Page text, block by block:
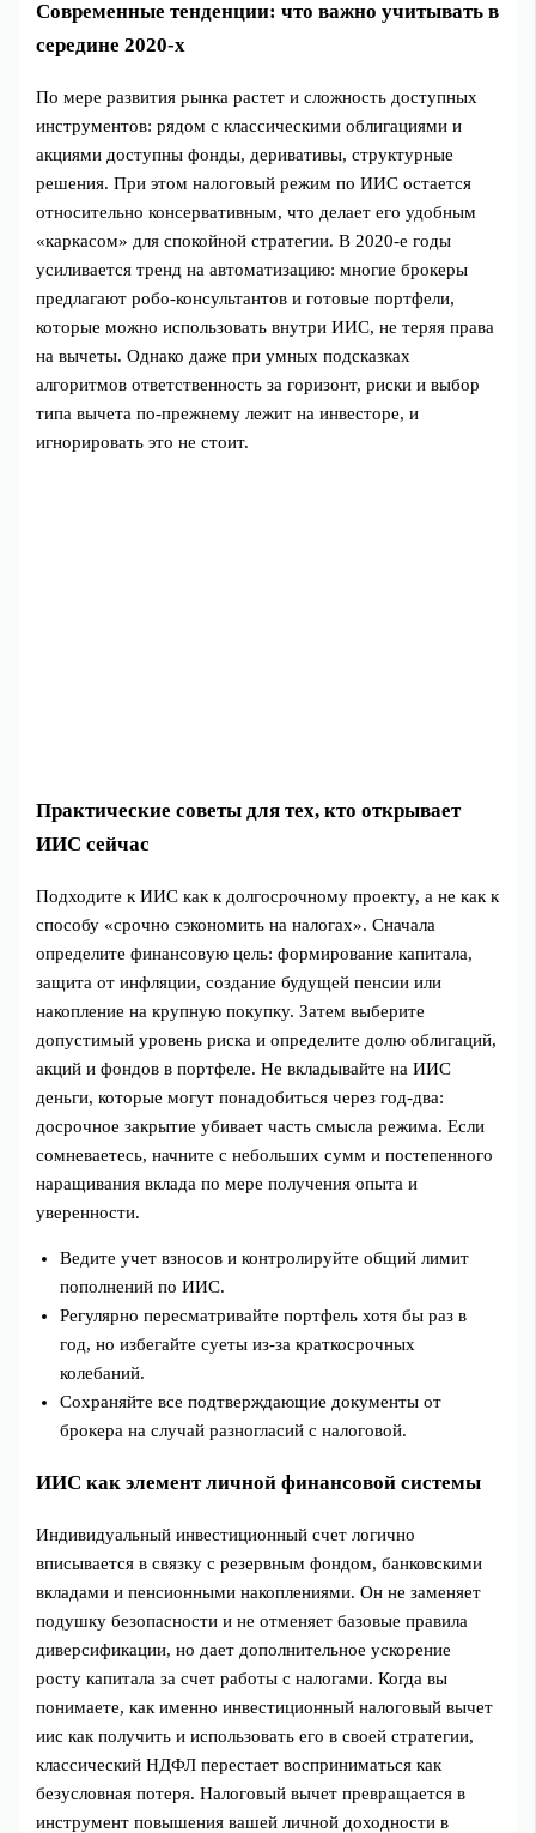
Современные тенденции: что важно учитывать в
середине 2020‑х
По мере развития рынка растет и сложность доступных
инструментов: рядом с классическими облигациями и
акциями доступны фонды, деривативы, структурные
решения. При этом налоговый режим по ИИС остается
относительно консервативным, что делает его удобным
«каркасом» для спокойной стратегии. В 2020‑е годы
усиливается тренд на автоматизацию: многие брокеры
предлагают робо‑консультантов и готовые портфели,
которые можно использовать внутри ИИС, не теряя права
на вычеты. Однако даже при умных подсказках
алгоритмов ответственность за горизонт, риски и выбор
типа вычета по‑прежнему лежит на инвесторе, и
игнорировать это не стоит.
Практические советы для тех, кто открывает
ИИС сейчас
Подходите к ИИС как к долгосрочному проекту, а не как к
способу «срочно сэкономить на налогах». Сначала
определите финансовую цель: формирование капитала,
защита от инфляции, создание будущей пенсии или
накопление на крупную покупку. Затем выберите
допустимый уровень риска и определите долю облигаций,
акций и фондов в портфеле. Не вкладывайте на ИИС
деньги, которые могут понадобиться через год‑два:
досрочное закрытие убивает часть смысла режима. Если
сомневаетесь, начните с небольших сумм и постепенного
наращивания вклада по мере получения опыта и
уверенности.
Ведите учет взносов и контролируйте общий лимит
пополнений по ИИС.
Регулярно пересматривайте портфель хотя бы раз в
год, но избегайте суеты из‑за краткосрочных
колебаний.
Сохраняйте все подтверждающие документы от
брокера на случай разногласий с налоговой.
ИИС как элемент личной финансовой системы
Индивидуальный инвестиционный счет логично
вписывается в связку с резервным фондом, банковскими
вкладами и пенсионными накоплениями. Он не заменяет
подушку безопасности и не отменяет базовые правила
диверсификации, но дает дополнительное ускорение
росту капитала за счет работы с налогами. Когда вы
понимаете, как именно инвестиционный налоговый вычет
иис как получить и использовать его в своей стратегии,
классический НДФЛ перестает восприниматься как
безусловная потеря. Налоговый вычет превращается в
инструмент повышения вашей личной доходности в